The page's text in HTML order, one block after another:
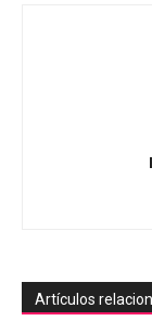
Artículos